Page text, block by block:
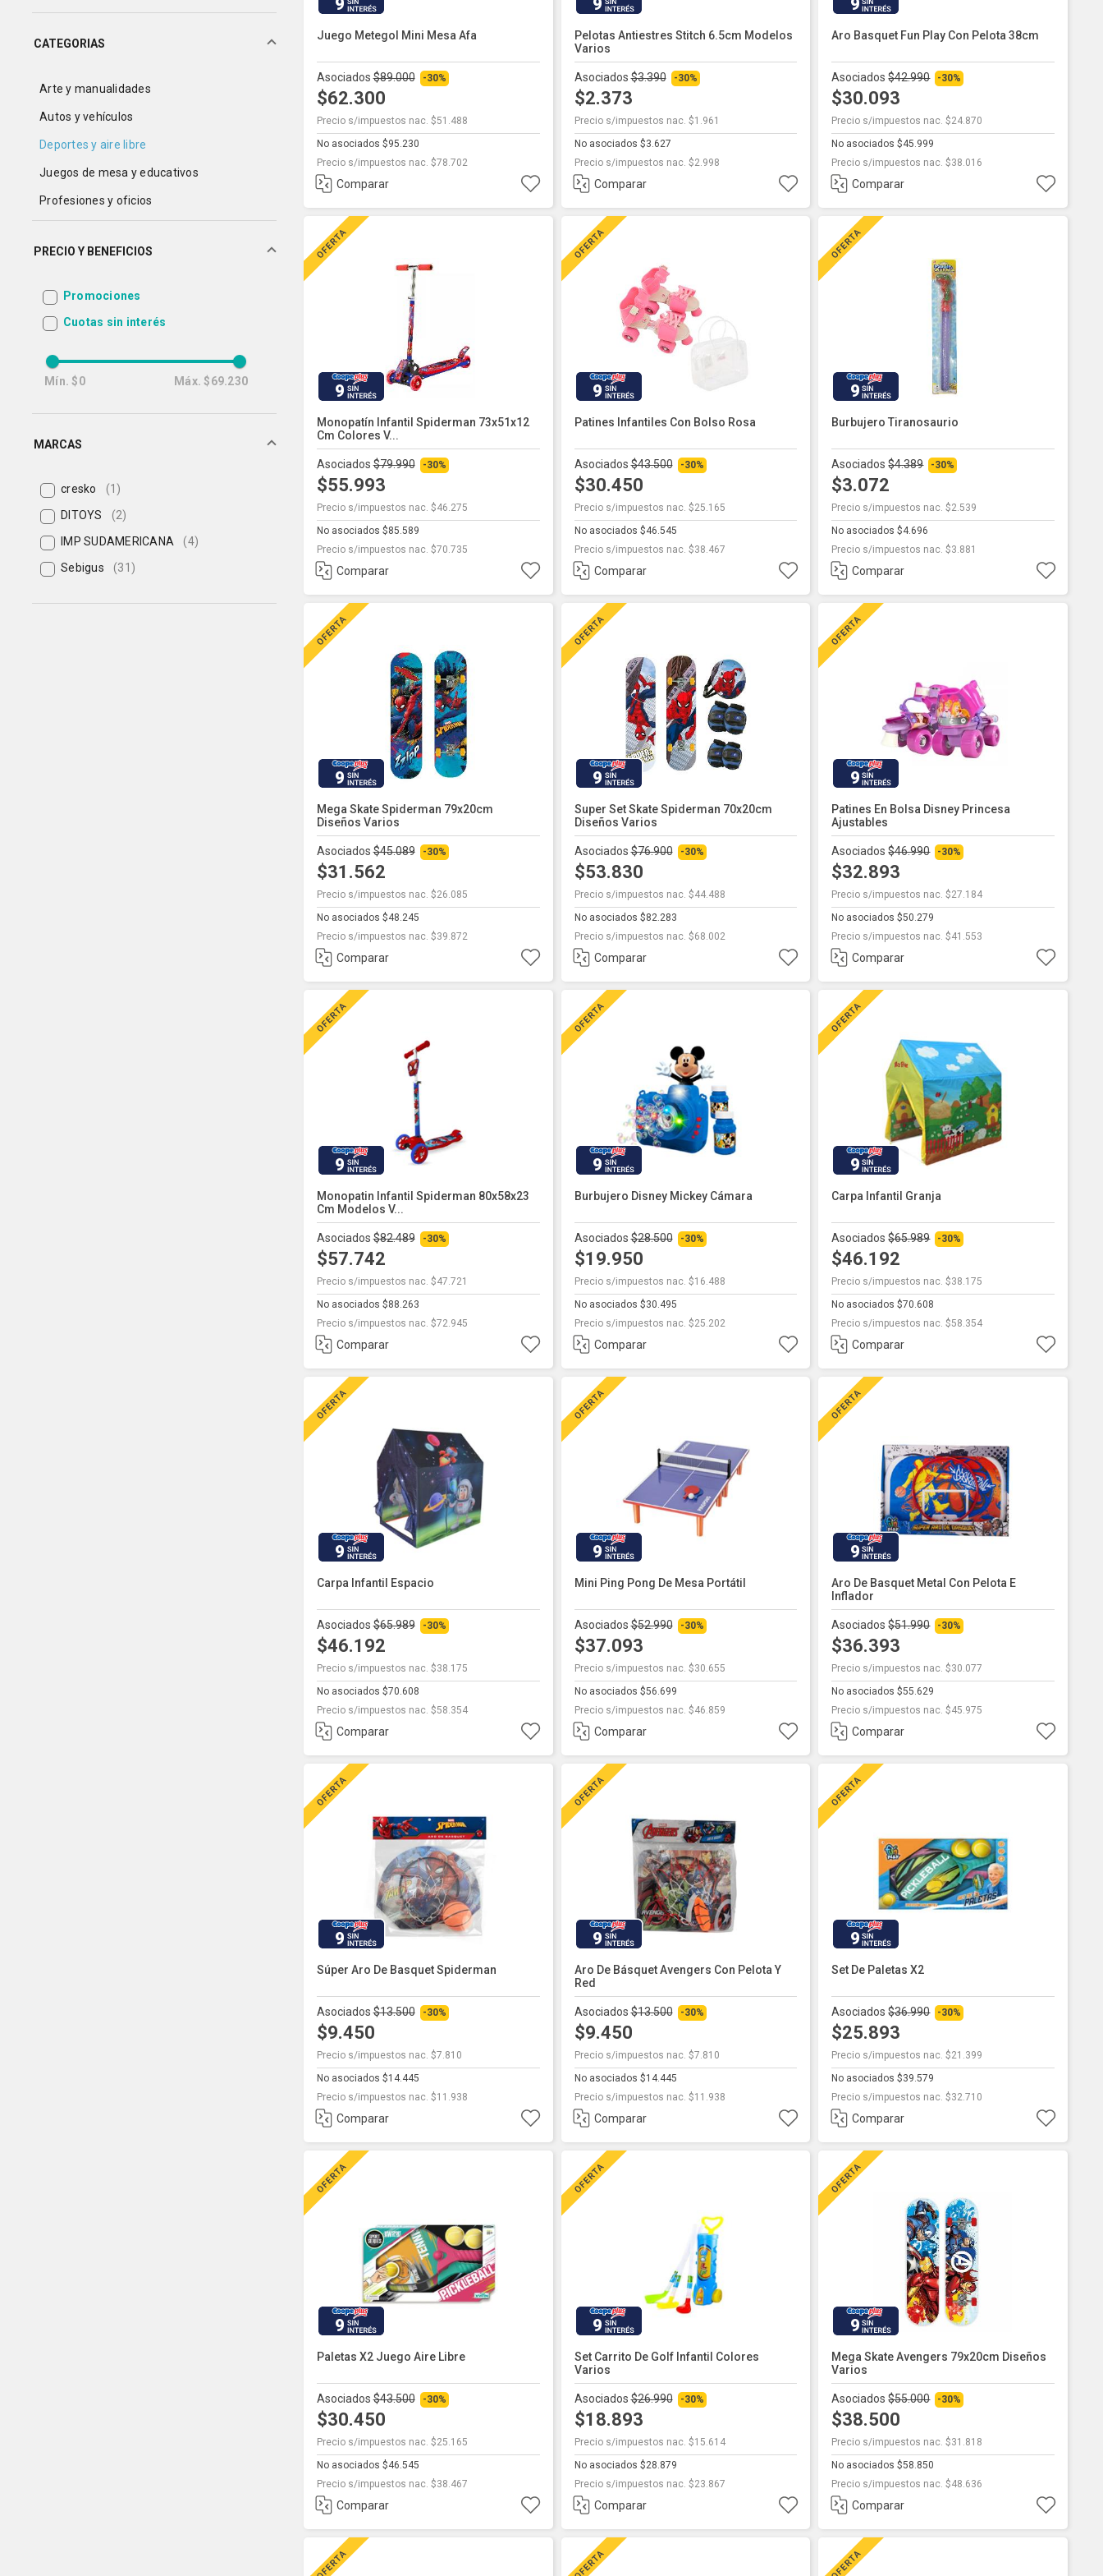
CATEGORIAS
Arte y manualidades
Autos y vehículos
Deportes y aire libre
Juegos de mesa y educativos
Profesiones y oficios
Muñecos, peluches y personajes
PRECIO Y BENEFICIOS
Promociones
Cuotas sin interés
Mín. $0 Máx. $69.230
MARCAS
cresko
(1)
DITOYS
(2)
IMP SUDAMERICANA
(4)
Sebigus
(31)
9
Juego Metegol Mini Mesa Afa
Asociados$89.000 -30%
$62.300
Precio s/impuestos nac. $51.488
No asociados $95.230
Precio s/impuestos nac. $78.702
Comparar
9
Pelotas Antiestres Stitch 6.5cm Modelos
Varios
Asociados$3.390 -30%
$2.373
Precio s/impuestos nac. $1.961
No asociados $3.627
Precio s/impuestos nac. $2.998
Comparar
9
Aro Basquet Fun Play Con Pelota 38cm
Asociados$42.990 -30%
$30.093
Precio s/impuestos nac. $24.870
No asociados $45.999
Precio s/impuestos nac. $38.016
Comparar
9
Monopatín Infantil Spiderman 73x51x12
Cm Colores V...
Asociados$79.990 -30%
$55.993
Precio s/impuestos nac. $46.275
No asociados $85.589
Precio s/impuestos nac. $70.735
Comparar
9
Patines Infantiles Con Bolso Rosa
Asociados$43.500 -30%
$30.450
Precio s/impuestos nac. $25.165
No asociados $46.545
Precio s/impuestos nac. $38.467
Comparar
9
Burbujero Tiranosaurio
Asociados$4.389 -30%
$3.072
Precio s/impuestos nac. $2.539
No asociados $4.696
Precio s/impuestos nac. $3.881
Comparar
9
Mega Skate Spiderman 79x20cm
Diseños Varios
Asociados$45.089 -30%
$31.562
Precio s/impuestos nac. $26.085
No asociados $48.245
Precio s/impuestos nac. $39.872
Comparar
9
Super Set Skate Spiderman 70x20cm
Diseños Varios
Asociados$76.900 -30%
$53.830
Precio s/impuestos nac. $44.488
No asociados $82.283
Precio s/impuestos nac. $68.002
Comparar
9
Patines En Bolsa Disney Princesa
Ajustables
Asociados$46.990 -30%
$32.893
Precio s/impuestos nac. $27.184
No asociados $50.279
Precio s/impuestos nac. $41.553
Comparar
9
Monopatin Infantil Spiderman 80x58x23
Cm Modelos V...
Asociados$82.489 -30%
$57.742
Precio s/impuestos nac. $47.721
No asociados $88.263
Precio s/impuestos nac. $72.945
Comparar
9
Burbujero Disney Mickey Cámara
Asociados$28.500 -30%
$19.950
Precio s/impuestos nac. $16.488
No asociados $30.495
Precio s/impuestos nac. $25.202
Comparar
9
Carpa Infantil Granja
Asociados$65.989 -30%
$46.192
Precio s/impuestos nac. $38.175
No asociados $70.608
Precio s/impuestos nac. $58.354
Comparar
9
Carpa Infantil Espacio
Asociados$65.989 -30%
$46.192
Precio s/impuestos nac. $38.175
No asociados $70.608
Precio s/impuestos nac. $58.354
Comparar
9
Mini Ping Pong De Mesa Portátil
Asociados$52.990 -30%
$37.093
Precio s/impuestos nac. $30.655
No asociados $56.699
Precio s/impuestos nac. $46.859
Comparar
9
Aro De Basquet Metal Con Pelota E
Inflador
Asociados$51.990 -30%
$36.393
Precio s/impuestos nac. $30.077
No asociados $55.629
Precio s/impuestos nac. $45.975
Comparar
9
Súper Aro De Basquet Spiderman
Asociados$13.500 -30%
$9.450
Precio s/impuestos nac. $7.810
No asociados $14.445
Precio s/impuestos nac. $11.938
Comparar
9
Aro De Básquet Avengers Con Pelota Y
Red
Asociados$13.500 -30%
$9.450
Precio s/impuestos nac. $7.810
No asociados $14.445
Precio s/impuestos nac. $11.938
Comparar
9
Set De Paletas X2
Asociados$36.990 -30%
$25.893
Precio s/impuestos nac. $21.399
No asociados $39.579
Precio s/impuestos nac. $32.710
Comparar
9
Paletas X2 Juego Aire Libre
Asociados$43.500 -30%
$30.450
Precio s/impuestos nac. $25.165
No asociados $46.545
Precio s/impuestos nac. $38.467
Comparar
9
Set Carrito De Golf Infantil Colores
Varios
Asociados$26.990 -30%
$18.893
Precio s/impuestos nac. $15.614
No asociados $28.879
Precio s/impuestos nac. $23.867
Comparar
9
Mega Skate Avengers 79x20cm Diseños
Varios
Asociados$55.000 -30%
$38.500
Precio s/impuestos nac. $31.818
No asociados $58.850
Precio s/impuestos nac. $48.636
Comparar